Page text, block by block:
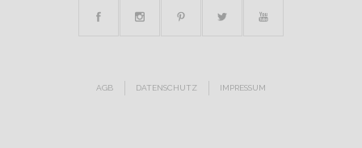
AGB DATENSCHUTZ IMPRESSUM